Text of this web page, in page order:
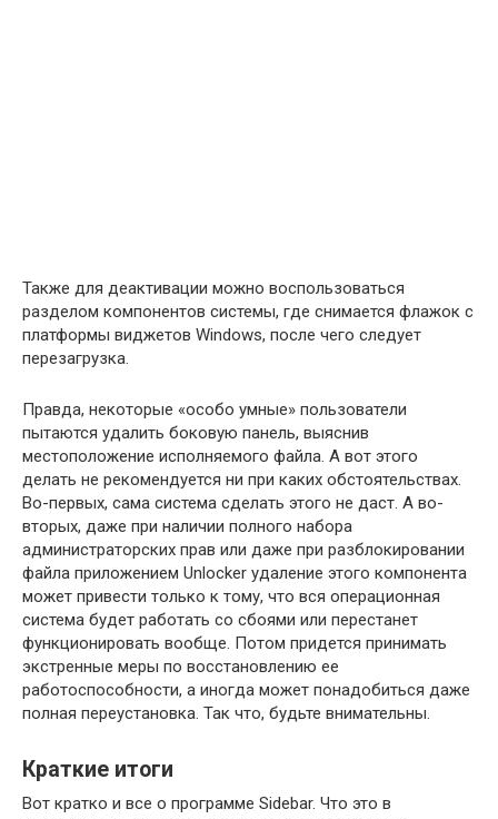
Также для деактивации можно воспользоваться
разделом компонентов системы, где снимается флажок с
платформы виджетов Windows, после чего следует
перезагрузка.
Правда, некоторые «особо умные» пользователи
пытаются удалить боковую панель, выяснив
местоположение исполняемого файла. А вот этого
делать не рекомендуется ни при каких обстоятельствах.
Во-первых, сама система сделать этого не даст. А во-
вторых, даже при наличии полного набора
администраторских прав или даже при разблокировании
файла приложением Unlocker удаление этого компонента
может привести только к тому, что вся операционная
система будет работать со сбоями или перестанет
функционировать вообще. Потом придется принимать
экстренные меры по восстановлению ее
работоспособности, а иногда может понадобиться даже
полная переустановка. Так что, будьте внимательны.
Краткие итоги
Вот кратко и все о программе Sidebar. Что это в